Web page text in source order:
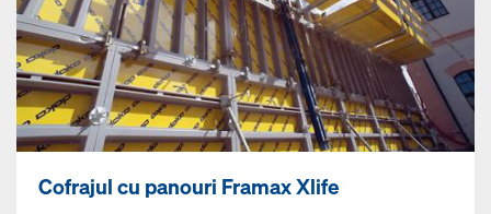
Cofrajul cu panouri Framax Xlife